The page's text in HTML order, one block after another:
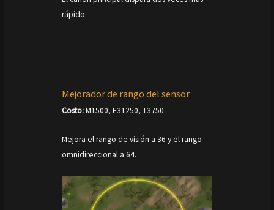
rápido.
Mejorador de rango del sensor
Costo:M1500, E31250, T3750
Mejora el rango de visión a 36 y el rango
omnidireccional a 64.